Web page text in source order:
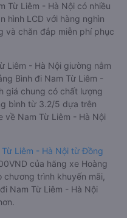
Từ Liêm - Hà Nội có nhiều
hình LCD với hàng nghìn
và chăn đắp miễn phí phục
Liêm - Hà Nội giường nằm
Bình đi Nam Từ Liêm -
giá chung có chất lượng
bình từ 3.2/5 dựa trên
về Nam Từ Liêm - Hà Nội
Liêm - Hà Nội từ Đồng
của hãng xe Hoàng
chương trình khuyến mãi,
Nam Từ Liêm - Hà Nội